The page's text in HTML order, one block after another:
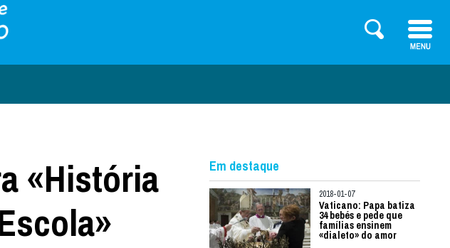
«História
Em destaque
2018-01-07
Vaticano: Papa batiza
34 bebés e pede que
famílias ensinem
«dialeto» do amor